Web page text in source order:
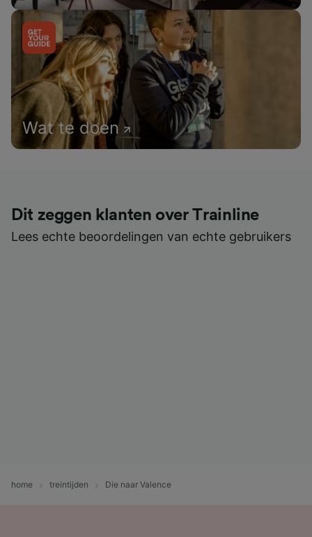
Wat te doen
Dit zeggen klanten over Trainline
Lees echte beoordelingen van echte gebruikers
home treintijden Die naar Valence